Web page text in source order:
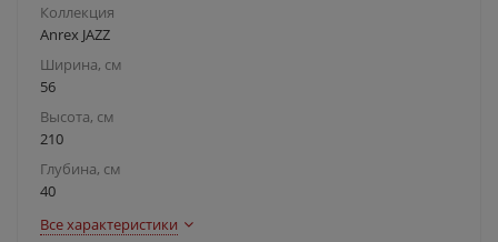
Коллекция
Anrex JAZZ
Ширина, см
56
Высота, см
210
Глубина, см
40
Все характеристики